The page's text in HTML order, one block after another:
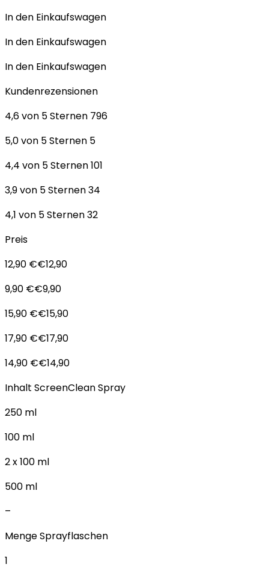
In den Einkaufswagen
In den Einkaufswagen
In den Einkaufswagen
Kundenrezensionen
4,6 von 5 Sternen 796
5,0 von 5 Sternen 5
4,4 von 5 Sternen 101
3,9 von 5 Sternen 34
4,1 von 5 Sternen 32
Preis
12,90 €€12,90
9,90 €€9,90
15,90 €€15,90
17,90 €€17,90
14,90 €€14,90
Inhalt ScreenClean Spray
250 ml
100 ml
2 x 100 ml
500 ml
–
Menge Sprayflaschen
1